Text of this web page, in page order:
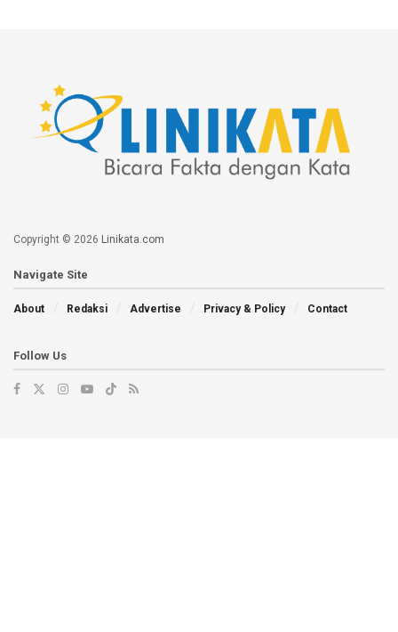
Copyright © 2026 Linikata.com
Navigate Site
About Redaksi Advertise Privacy & Policy Contact
Follow Us